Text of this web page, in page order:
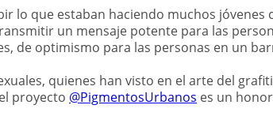
lo que estaban haciendo muchos jóvenes
un mensaje potente para las
de optimismo para las personas en un
quienes han visto en el arte del
proyecto @PigmentosUrbanos es un